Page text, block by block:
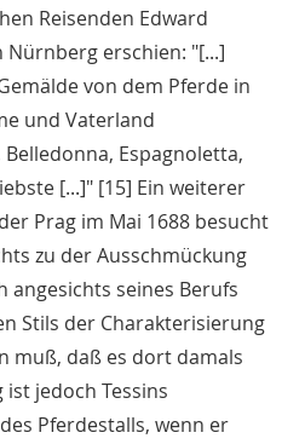
Reisenden Edward
Nürnberg erschien: "[...]
von dem Pferde in
und Vaterland
Espagnoletta,
[...]" [15] Ein weiterer
Prag im Mai 1688 besucht
zu der Ausschmückung
angesichts seines Berufs
Stils der Charakterisierung
muß, daß es dort damals
ist jedoch Tessins
Pferdestalls, wenn er